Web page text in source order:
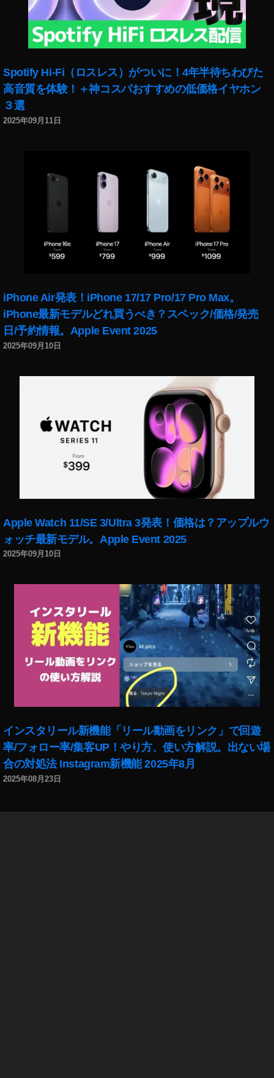
Spotify Hi-Fi（ロスレス）がついに！4年半待ちわびた
高音質を体験！＋神コスパおすすめの低価格イヤホン
３選
2025年09月11日
iPhone Air発表！iPhone 17/17 Pro/17 Pro Max。
iPhone最新モデルどれ買うべき？スペック/価格/発売
日/予約情報。Apple Event 2025
2025年09月10日
Apple Watch 11/SE 3/Ultra 3発表！価格は？アップルウ
ォッチ最新モデル。Apple Event 2025
2025年09月10日
インスタリール新機能「リール動画をリンク」で回遊
率/フォロー率/集客UP！やり方、使い方解説。出ない場
合の対処法 Instagram新機能 2025年8月
2025年08月23日